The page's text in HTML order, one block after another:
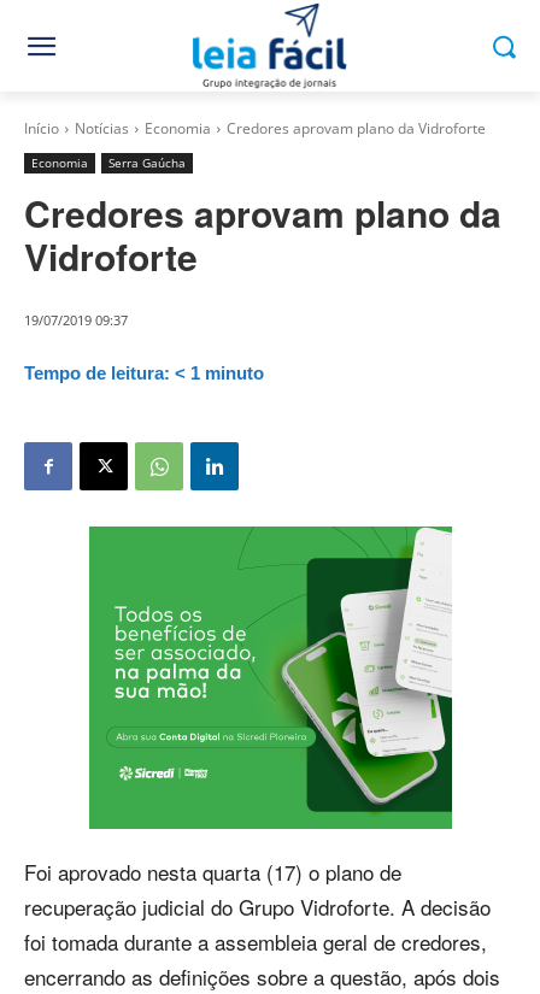
Início Notícias Economia Credores aprovam plano da Vidroforte
Economia Serra Gaúcha
Credores aprovam plano da
Vidroforte
19/07/2019 09:37
Tempo de leitura: < 1 minuto
Foi aprovado nesta quarta (17) o plano de
recuperação judicial do Grupo Vidroforte. A decisão
foi tomada durante a assembleia geral de credores,
encerrando as definições sobre a questão, após dois